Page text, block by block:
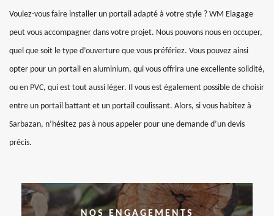
Voulez-vous faire installer un portail adapté à votre style ? WM Elagage
peut vous accompagner dans votre projet. Nous pouvons nous en occuper,
quel que soit le type d’ouverture que vous préfériez. Vous pouvez ainsi
opter pour un portail en aluminium, qui vous offrira une excellente solidité,
ou en PVC, qui est tout aussi léger. Il vous est également possible de choisir
entre un portail battant et un portail coulissant. Alors, si vous habitez à
Sarbazan, n’hésitez pas à nous appeler pour une demande d’un devis
précis.
NOS ENGAGEMENTS